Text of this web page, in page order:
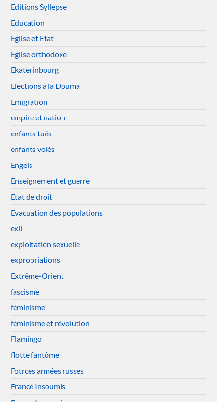
Editions Syllepse
Education
Eglise et Etat
Eglise orthodoxe
Ekaterinbourg
Elections à la Douma
Emigration
empire et nation
enfants tués
enfants volés
Engels
Enseignement et guerre
Etat de droit
Evacuation des populations
exil
exploitation sexuelle
expropriations
Extrême-Orient
fascisme
féminisme
féminisme et révolution
Flamingo
flotte fantôme
Fotrces armées russes
France Insoumis